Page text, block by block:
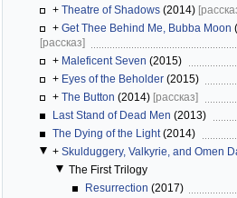
+ Theatre of Shadows (2014)
+ Get Thee Behind Me, Bubba Moon
[рассказ]
+ Maleficent Seven (2015)
+ Eyes of the Beholder (2015)
+ The Button (2014) [рассказ]
Last Stand of Dead Men (2013)
The Dying of the Light(2014)
+ Skulduggery, Valkyrie, and Omen
The First Trilogy
Resurrection (2017)